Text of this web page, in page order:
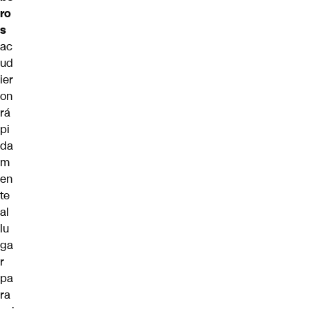
ro
s
ac
ud
ier
on
rá
pi
da
m
en
te
al
lu
ga
r
pa
ra